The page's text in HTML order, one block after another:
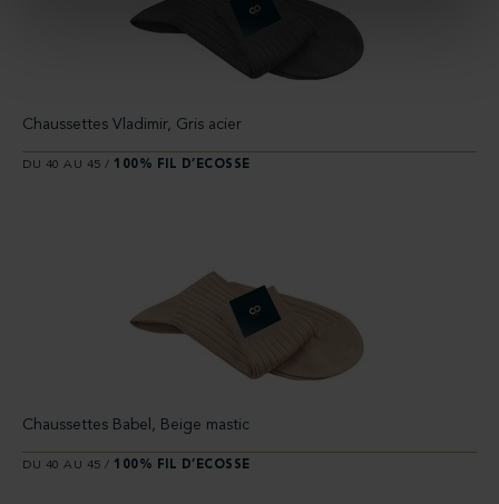
Chaussettes Vladimir, Gris acier
DU 40 AU 45 / 100% FIL D’ECOSSE
Chaussettes Babel, Beige mastic
DU 40 AU 45 / 100% FIL D’ECOSSE